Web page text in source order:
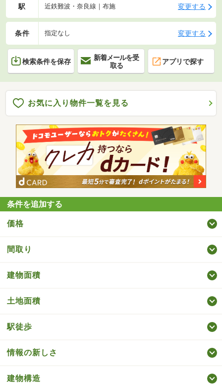
駅 近鉄難波・奈良線｜布施 変更する
条件 指定なし 変更する
検索条件を保存
新着メールを受
取る
アプリで探す
お気に入り物件一覧を見る
条件を追加する
価格
間取り
建物面積
土地面積
駅徒歩
情報の新しさ
建物構造